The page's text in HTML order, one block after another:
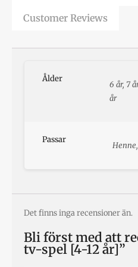
Customer Reviews
Ålder
6 år, 7
år
Passar
Det finns inga recensioner än.
Bli först med att
tv-spel [4-12 år]”